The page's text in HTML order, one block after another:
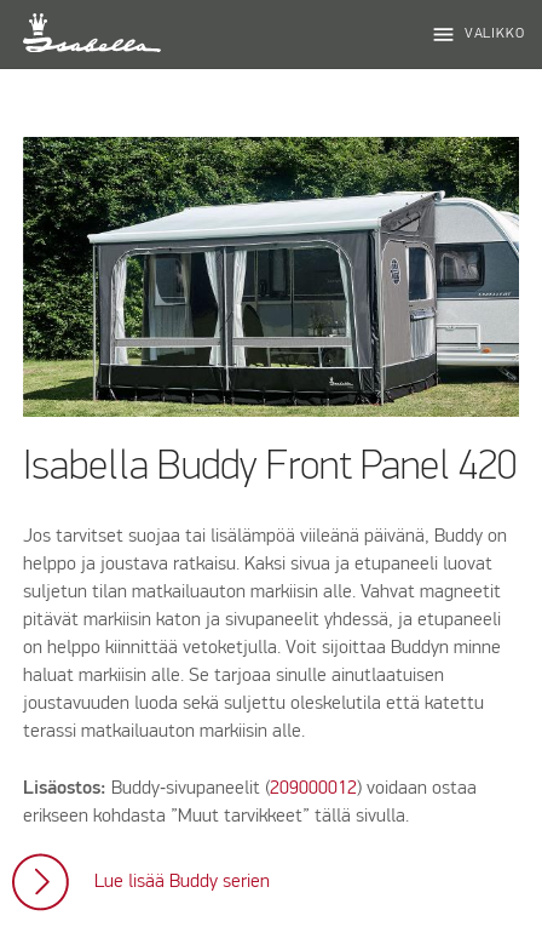
menu VALIKKO
Isabella Buddy Front Panel 420
Jos tarvitset suojaa tai lisälämpöä viileänä päivänä, Buddy on
helppo ja joustava ratkaisu. Kaksi sivua ja etupaneeli luovat
suljetun tilan matkailuauton markiisin alle. Vahvat magneetit
pitävät markiisin katon ja sivupaneelit yhdessä, ja etupaneeli
on helppo kiinnittää vetoketjulla. Voit sijoittaa Buddyn minne
haluat markiisin alle. Se tarjoaa sinulle ainutlaatuisen
joustavuuden luoda sekä suljettu oleskelutila että katettu
terassi matkailuauton markiisin alle.
Lisäostos: Buddy‑sivupaneelit (209000012) voidaan ostaa
erikseen kohdasta ”Muut tarvikkeet” tällä sivulla.
Lue lisää Buddy serien